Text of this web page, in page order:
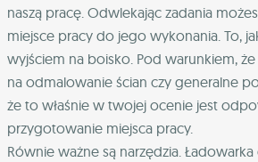
naszą pracę. Odwlekając zadania
miejsce pracy do jego wykonania. To,
wyjściem na boisko. Pod warunkiem,
na odmalowanie ścian czy generalne
że to właśnie w twojej ocenie jest
przygotowanie miejsca pracy.
Równie ważne są narzędzia.